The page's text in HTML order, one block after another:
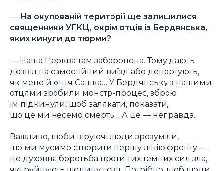
— На окупованій території ще залишилися
священники УГКЦ, окрім отців із Бердянська,
яких кинули до тюрми?
— Наша Церква там заборонена. Тому дають
дозвіл на самостійний виїзд або депортують,
як мене й отця Сашка… У Бердянську з нашими
отцями зробили монстр-процес, зброю
їм підкинули, щоб залякати, показати,
що це ми несемо смерть… А це — неправда.
Важливо, щоби віруючі люди зрозуміли,
що ми мусимо створити першу лінію фронту —
це духовна боротьба проти тих темних сил зла,